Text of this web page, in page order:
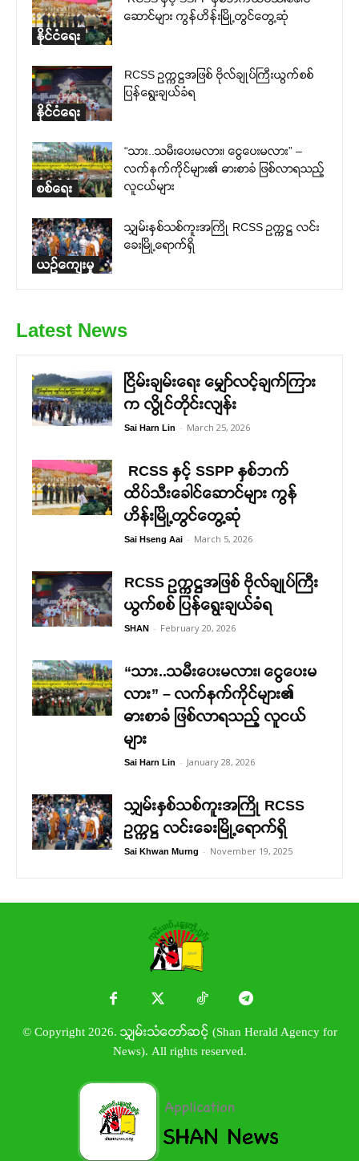
နိုင်ငံရေး
ဆောင်များ ကွန်ဟိန်းမြို့တွင်တွေ့ဆုံ
နိုင်ငံရေး
RCSS ဥက္ကဋ္ဌအဖြစ် ဗိုလ်ချုပ်ကြီးယွက်စစ်
ပြန်ရွေးချယ်ခံရ
စစ်ရေး
“သား..သမီးပေးမလား၊ ငွေပေးမလား” –
လက်နက်ကိုင်များ၏ ဓားစာခံ ဖြစ်လာရသည့်
လူငယ်များ
ယဉ်ကျေးမှု
သျှမ်းနှစ်သစ်ကူးအကြို RCSS ဥက္ကဋ္ဌ လင်း
ခေးမြို့ရောက်ရှိ
Latest News
ငြိမ်းချမ်းရေး မျှော်လင့်ချက်ကြား
က လွိုင်တိုင်းလျန်း
Sai Harn Lin - March 25, 2026
RCSS နှင့် SSPP နှစ်ဘက်
ထိပ်သီးခေါင်ဆောင်များ ကွန်
ဟိန်းမြို့တွင်တွေ့ဆုံ
Sai Hseng Aai - March 5, 2026
RCSS ဥက္ကဋ္ဌအဖြစ် ဗိုလ်ချုပ်ကြီး
ယွက်စစ် ပြန်ရွေးချယ်ခံရ
SHAN - February 20, 2026
“သား..သမီးပေးမလား၊ ငွေပေးမ
လား” – လက်နက်ကိုင်များ၏
ဓားစာခံ ဖြစ်လာရသည့် လူငယ်
များ
Sai Harn Lin - January 28, 2026
သျှမ်းနှစ်သစ်ကူးအကြို RCSS
ဥက္ကဋ္ဌ လင်းခေးမြို့ရောက်ရှိ
Sai Khwan Murng - November 19, 2025
© Copyright 2026. သျှမ်းသံတော်ဆင့် (Shan Herald Agency for
News). All rights reserved.